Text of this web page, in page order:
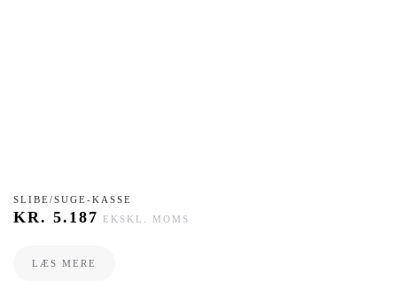
SLIBE/SUGE-KASSE
KR. 5.187 EKSKL. MOMS
LÆS MERE